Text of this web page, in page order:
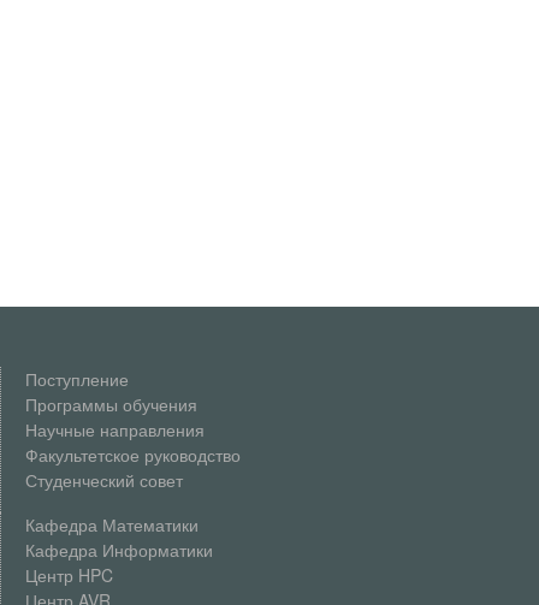
Поступление
Программы обучения
Научные направления
Факультетское руководство
Студенческий совет
Кафедра Математики
Кафедра Информатики
Центр HPC
Центр AVR